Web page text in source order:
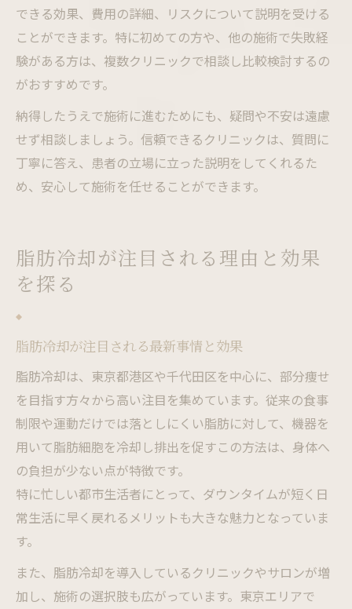
できる効果、費用の詳細、リスクについて説明を受ける
ことができます。特に初めての方や、他の施術で失敗経
験がある方は、複数クリニックで相談し比較検討するの
がおすすめです。
納得したうえで施術に進むためにも、疑問や不安は遠慮
せず相談しましょう。信頼できるクリニックは、質問に
丁寧に答え、患者の立場に立った説明をしてくれるた
め、安心して施術を任せることができます。
脂肪冷却が注目される理由と効果
を探る
脂肪冷却が注目される最新事情と効果
脂肪冷却は、東京都港区や千代田区を中心に、部分痩せ
を目指す方々から高い注目を集めています。従来の食事
制限や運動だけでは落としにくい脂肪に対して、機器を
用いて脂肪細胞を冷却し排出を促すこの方法は、身体へ
の負担が少ない点が特徴です。
特に忙しい都市生活者にとって、ダウンタイムが短く日
常生活に早く戻れるメリットも大きな魅力となっていま
す。
また、脂肪冷却を導入しているクリニックやサロンが増
加し、施術の選択肢も広がっています。東京エリアで